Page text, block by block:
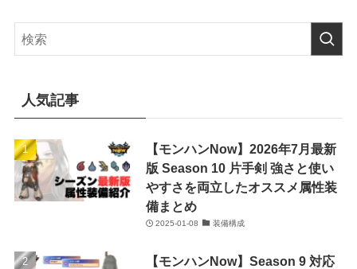
人気記事
【モンハンNow】2026年7月最新
版 Season 10 片手剣 強さと使い
やすさを両立したオススメ属性装
備まとめ
2025-01-08 装備構成
【モンハンNow】Season 9 対応